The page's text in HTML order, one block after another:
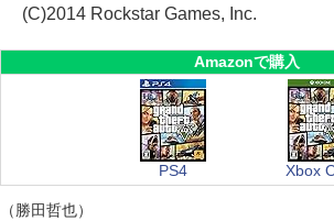
(C)2014 Rockstar Games, Inc.
Amazonで購入
PS4 Xbox
（勝田哲也）